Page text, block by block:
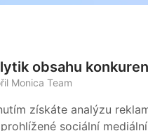
obsahu
Monica Team
získáte analýzu
sociální